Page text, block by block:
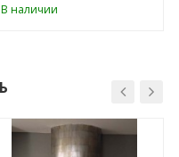
В наличии